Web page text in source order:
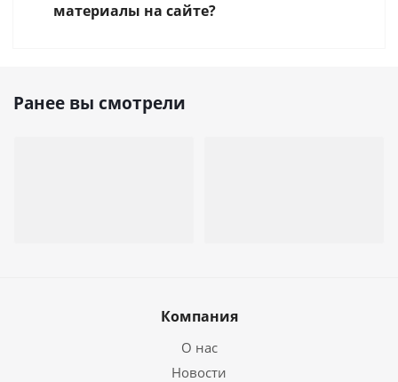
материалы на сайте?
Ранее вы смотрели
Компания
О нас
Новости